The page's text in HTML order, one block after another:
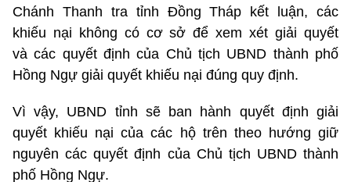
Chánh Thanh tra tỉnh Đồng Tháp kết luận, các
khiếu nại không có cơ sở để xem xét giải quyết
và các quyết định của Chủ tịch UBND thành phố
Hồng Ngự giải quyết khiếu nại đúng quy định.
Vì vậy, UBND tỉnh sẽ ban hành quyết định giải
quyết khiếu nại của các hộ trên theo hướng giữ
nguyên các quyết định của Chủ tịch UBND thành
phố Hồng Ngự.